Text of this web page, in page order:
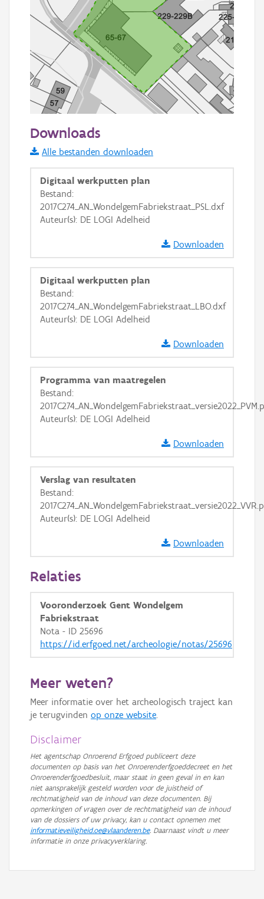
Informatie Vlaanderen
i
+ −
Basis Lagen
OSM-Basiskaart
GRB-Basiskaart
GRB-Basiskaart in grijswaarden
Downloads
Alle bestanden downloaden
Digitaal werkputten plan
Bestand:
2017C274_AN_WondelgemFabriekstraat_PSL.dxf
Auteur(s): DE LOGI Adelheid
Downloaden
Digitaal werkputten plan
Bestand:
2017C274_AN_WondelgemFabriekstraat_LBO.dxf
Auteur(s): DE LOGI Adelheid
Downloaden
Programma van maatregelen
Bestand:
Auteur(s): DE LOGI Adelheid
Downloaden
Verslag van resultaten
Bestand:
Auteur(s): DE LOGI Adelheid
Downloaden
Relaties
Vooronderzoek Gent Wondelgem
Fabriekstraat
Nota - ID 25696
https://id.erfgoed.net/archeologie/notas/25696
Meer weten?
Meer informatie over het archeologisch traject kan
je terugvinden op onze website.
Disclaimer
Het agentschap Onroerend Erfgoed publiceert deze
documenten op basis van het Onroerenderfgoeddecreet en het
Onroerenderfgoedbesluit, maar staat in geen geval in en kan
niet aansprakelijk gesteld worden voor de juistheid of
rechtmatigheid van de inhoud van deze documenten. Bij
opmerkingen of vragen over de rechtmatigheid van de inhoud
van de dossiers of uw privacy, kan u contact opnemen met
informatieveiligheid.oe@vlaanderen.be. Daarnaast vindt u meer
informatie in onze privacyverklaring.